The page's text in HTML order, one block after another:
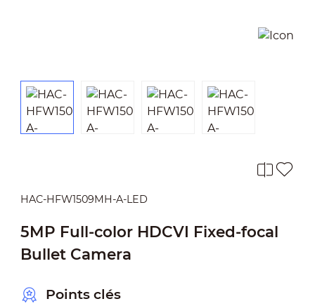
HAC-HFW1509MH-A-LED
5MP Full-color HDCVI Fixed-focal
Bullet Camera
Points clés